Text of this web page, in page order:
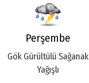
Arşivi
Günün
Haberleri
Perşembe
Gök Gürültülü Sağanak
Yağışlı